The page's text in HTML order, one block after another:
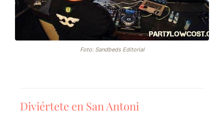
Foto: Sandbeds Editorial
Diviértete en San Antoni